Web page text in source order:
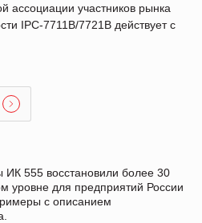
ассоциации участников рынка
IPC-7711B/7721B действует с
555 восстановили более 30
уровне для предприятий России
с описанием